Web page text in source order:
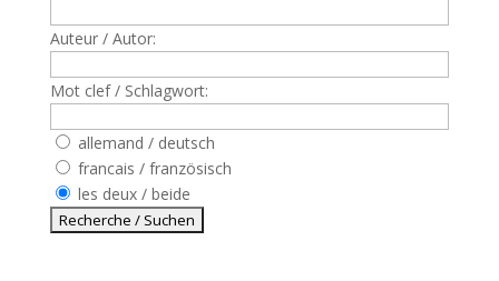
Auteur / Autor:
Mot clef / Schlagwort:
allemand / deutsch
francais / französisch
les deux / beide